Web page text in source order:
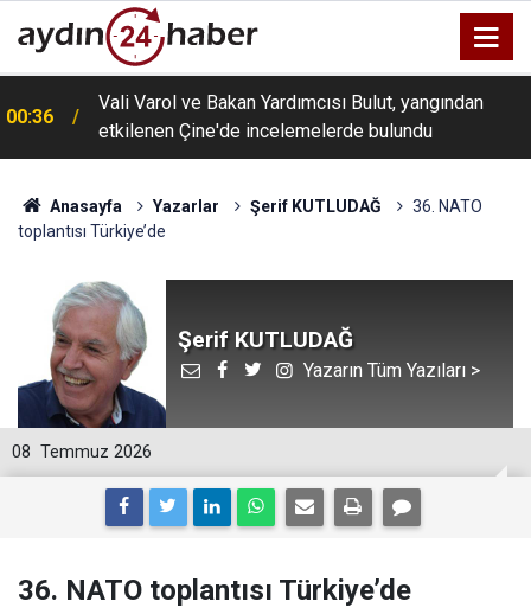
00:36
Vali Varol ve Bakan Yardımcısı Bulut, yangından
etkilenen Çine'de incelemelerde bulundu
Anasayfa Yazarlar Şerif KUTLUDAĞ
36. NATO
toplantısı Türkiye’de
Şerif KUTLUDAĞ
Yazarın Tüm Yazıları >
08 Temmuz 2026
36. NATO toplantısı Türkiye’de